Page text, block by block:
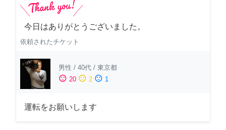
今日はありがとうございました。
依頼されたチケット
男性 / 40代 / 東京都
sentiment_satisfied 20 sentiment_neutral 2 sentiment_dissatisfied 1
運転をお願いします